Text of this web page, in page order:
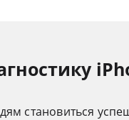
становиться